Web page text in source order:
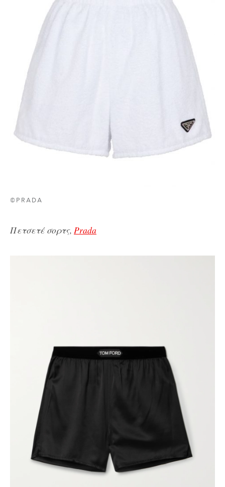
©PRADA
Πετσετέ σορτς, Prada